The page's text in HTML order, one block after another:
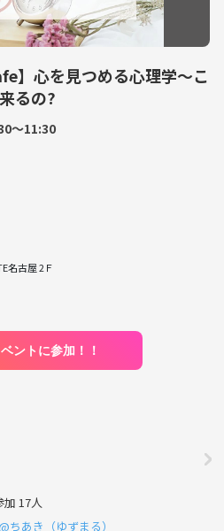
】心を見つめる心理学～こ
るの?
〜11:30
名古屋 2Ｆ
ントに参加！！
17人
ちあき（ゆずまる）